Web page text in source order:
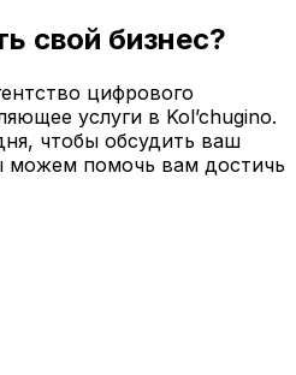
свой бизнес?
цифрового
услуги в Kol’chugino.
чтобы обсудить ваш
можем помочь вам достичь